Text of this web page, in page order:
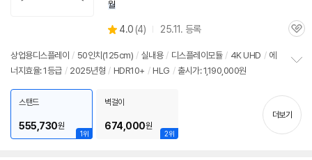
월
별
점
4.0 (상
리
뷰
4) 25.11. 등록
관
상업용디스플레이 / 50인치 (125cm) / 실내용 / 디스플레이모듈 / 4K UHD / 에
너지효율: 1등급 / 2025년형 / HDR10+ / HLG / 출시가: 1,190,000원
치
기
1위
스탠드
555,730원
2위
벽걸이
674,000원
더보기